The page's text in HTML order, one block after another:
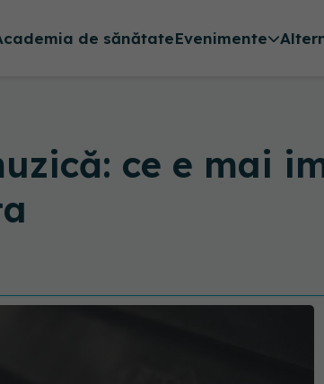
de sănătateEvenimente
ce e mai